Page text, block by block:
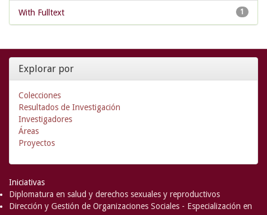
1
With Fulltext
Explorar por
Colecciones
Resultados de Investigación
Investigadores
Áreas
Proyectos
Iniciativas
Diplomatura en salud y derechos sexuales y reproductivos
Dirección y Gestión de Organizaciones Sociales - Especialización en